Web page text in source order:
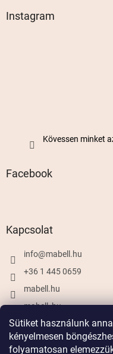
Sütiket használunk
kényelmesen
folyamatosan
Instagram
Kövessen minket
Facebook
Kapcsolat
info@mabell.hu
+36 1 445 0659
mabell.hu
mabell_hu